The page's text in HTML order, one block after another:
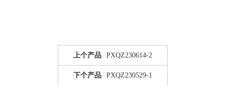
上个产品 PXQZ230614-2
下个产品 PXQZ230529-1